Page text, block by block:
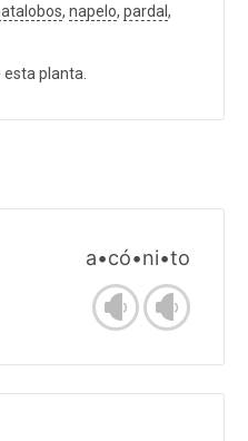
, napelo, pardal ,
planta.
a•có•ni•to